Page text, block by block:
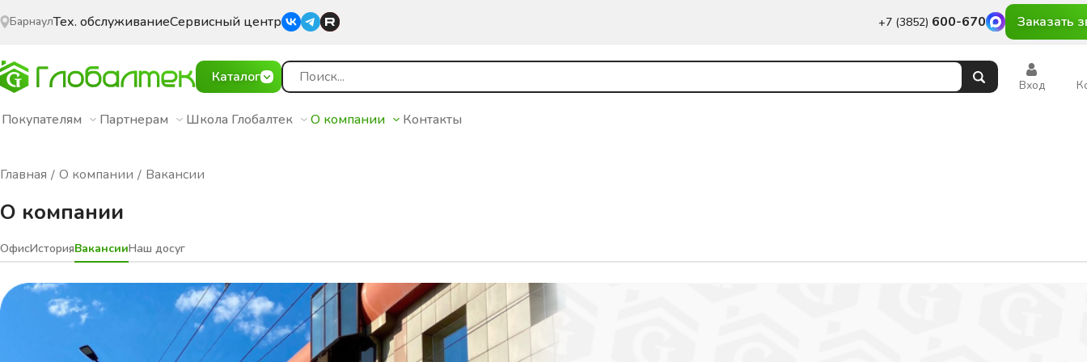
БарнаулТех. обслуживаниеСервисный центр +7 (3852) 600-670 Заказать
Каталог Вход
Покупателям Партнерам Школа Глобалтек О компании Контакты
Главная О компании Вакансии
О компании
ОфисИсторияВакансииНаш досуг